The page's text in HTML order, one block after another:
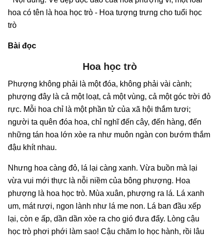
hoa có tên là hoa học trò - Hoa tượng trưng cho tuổi học
trò
Bài đọc
Hoa học trò
Phượng không phải là một đóa, không phải vài cành;
phượng đây là cả một loạt, cả một vùng, cả một góc trời đỏ
rực. Mỗi hoa chỉ là một phần tử của xã hội thắm tươi;
người ta quên đóa hoa, chỉ nghĩ đến cây, đến hàng, đến
những tán hoa lớn xòe ra như muôn ngàn con bướm thắm
đậu khít nhau.
Nhưng hoa càng đỏ, lá lại càng xanh. Vừa buồn mà lại
vừa vui mới thực là nỗi niềm của bông phượng. Hoa
phượng là hoa học trò. Mùa xuân, phượng ra lá. Lá xanh
um, mát rượi, ngon lành như lá me non. Lá ban đầu xếp
lại, còn e ấp, dần dần xòe ra cho gió đưa đẩy. Lòng cậu
học trò phơi phới làm sao! Cậu chăm lo học hành, rồi lâu